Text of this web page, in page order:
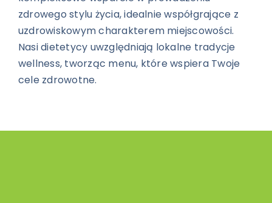
zdrowego stylu życia, idealnie współgrające z
uzdrowiskowym charakterem miejscowości.
Nasi dietetycy uwzględniają lokalne tradycje
wellness, tworząc menu, które wspiera Twoje
cele zdrowotne.